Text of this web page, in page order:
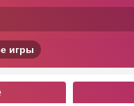
игры